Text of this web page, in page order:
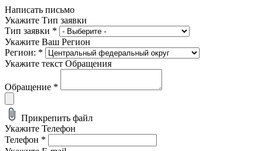
Написать письмо
Укажите Тип заявки
Тип заявки *
Укажите Ваш Регион
Регион: *
Укажите текст Обращения
Обращение *
Прикрепить файл
Укажите Телефон
Телефон *